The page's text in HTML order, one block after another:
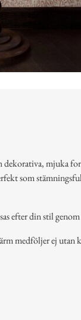
mjuka
som
efter din stil
medföljer ej utan